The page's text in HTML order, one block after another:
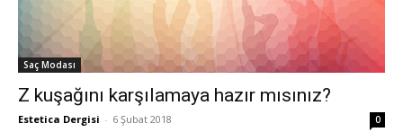
Saç Modası
Z kuşağını karşılamaya hazır mısınız?
Estetica Dergisi - 6 Şubat 2018 0